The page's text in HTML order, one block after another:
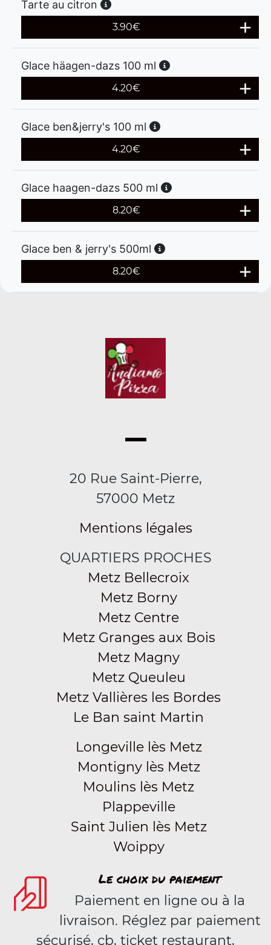
Tarte au citron
3.90€
Glace häagen-dazs 100 ml
4.20€
Glace ben&jerry's 100 ml
4.20€
Glace haagen-dazs 500 ml
8.20€
Glace ben & jerry's 500ml
8.20€
20 Rue Saint-Pierre,
57000 Metz
Mentions légales
QUARTIERS PROCHES
Metz Bellecroix
Metz Borny
Metz Centre
Metz Granges aux Bois
Metz Magny
Metz Queuleu
Metz Vallières les Bordes
Le Ban saint Martin
Longeville lès Metz
Montigny lès Metz
Moulins lès Metz
Plappeville
Saint Julien lès Metz
Woippy
Le choix du paiement
Paiement en ligne ou à la
livraison. Réglez par paiement
sécurisé, cb, ticket restaurant,